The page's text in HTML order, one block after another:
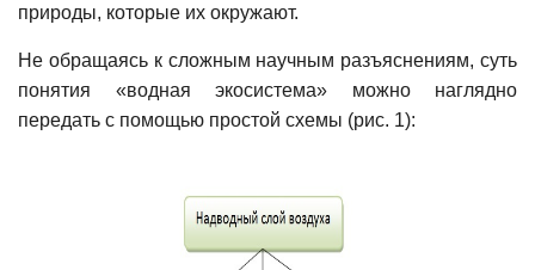
природы, которые их окружают.
Не обращаясь к сложным научным разъяснениям, суть
понятия «водная экосистема» можно наглядно
передать с помощью простой схемы (рис. 1):